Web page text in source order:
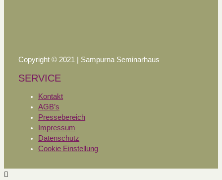
Copyright © 2021 | Sampurna Seminarhaus
SERVICE
Kontakt
AGB’s
Pressebereich
Impressum
Datenschutz
Cookie Einstellung